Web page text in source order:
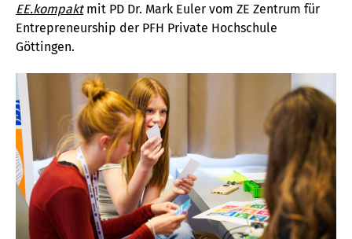
EE.kompaktmit PD Dr. Mark Euler vom ZE Zentrum für
Entrepreneurship der PFH Private Hochschule
Göttingen.